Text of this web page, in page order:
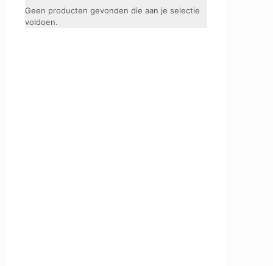
Geen producten gevonden die aan je selectie
voldoen.